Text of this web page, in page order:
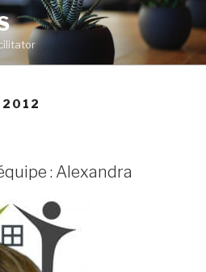
2012
: Alexandra